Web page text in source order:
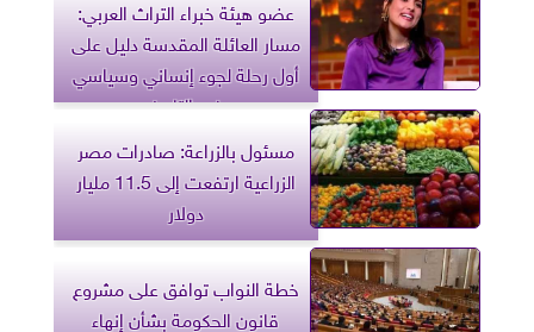
عضو هيئة خبراء التراث العربي:
مسار العائلة المقدسة دليل على
أول رحلة لجوء إنساني وسياسي
في التاريخ
مسئول بالزراعة: صادرات مصر
الزراعية ارتفعت إلى 11.5 مليار
دولار
خطة النواب توافق على مشروع
قانون الحكومة بشأن إنهاء